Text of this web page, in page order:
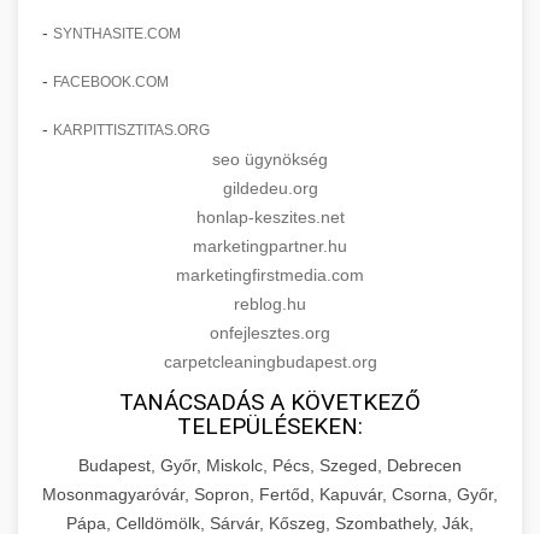
- SYNTHASITE.COM
- FACEBOOK.COM
- KARPITTISZTITAS.ORG
seo ügynökség
gildedeu.org
honlap-keszites.net
marketingpartner.hu
marketingfirstmedia.com
reblog.hu
onfejlesztes.org
carpetcleaningbudapest.org
TANÁCSADÁS A KÖVETKEZŐ
TELEPÜLÉSEKEN:
Budapest, Győr, Miskolc, Pécs, Szeged, Debrecen
Mosonmagyaróvár, Sopron, Fertőd, Kapuvár, Csorna, Győr,
Pápa, Celldömölk, Sárvár, Kőszeg, Szombathely, Ják,